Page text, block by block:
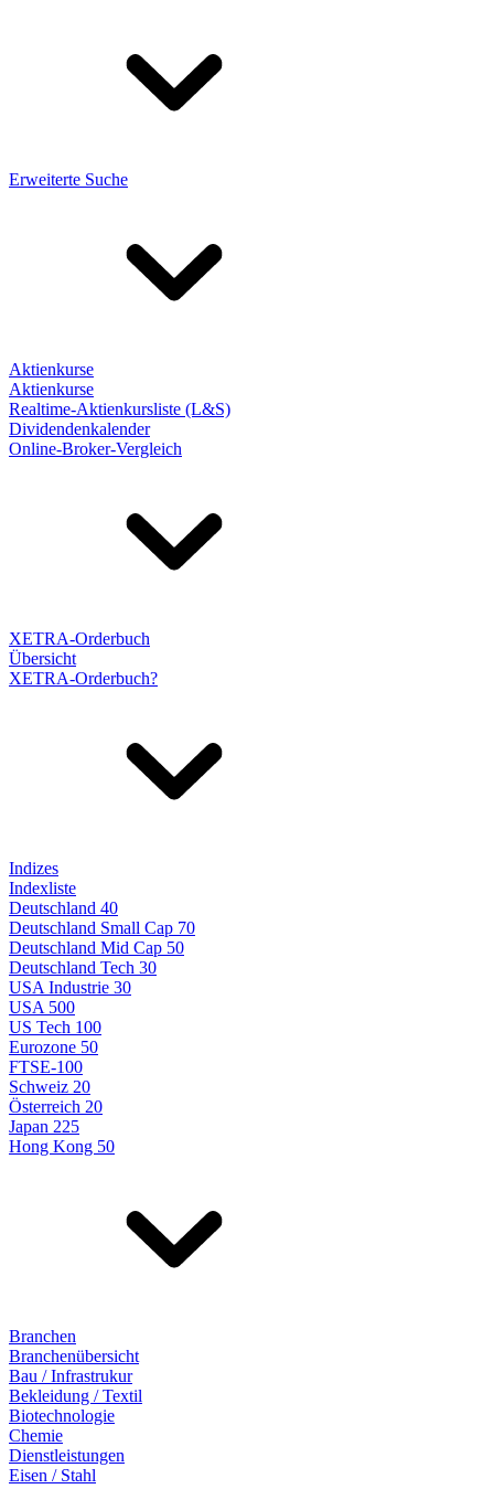
Erweiterte Suche
Aktienkurse
Aktienkurse
Realtime-Aktienkursliste (L&S)
Dividendenkalender
Online-Broker-Vergleich
XETRA-Orderbuch
Übersicht
XETRA-Orderbuch?
Indizes
Indexliste
Deutschland 40
Deutschland Small Cap 70
Deutschland Mid Cap 50
Deutschland Tech 30
USA Industrie 30
USA 500
US Tech 100
Eurozone 50
FTSE-100
Schweiz 20
Österreich 20
Japan 225
Hong Kong 50
Branchen
Branchenübersicht
Bau / Infrastrukur
Bekleidung / Textil
Biotechnologie
Chemie
Dienstleistungen
Eisen / Stahl